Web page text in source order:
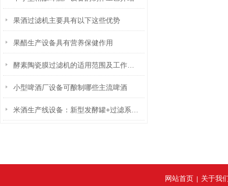
果酒过滤机主要具有以下这些优势
果醋生产设备具有营养保健作用
小型啤酒厂设备可酿制哪些主流啤酒
网站首页 关于我